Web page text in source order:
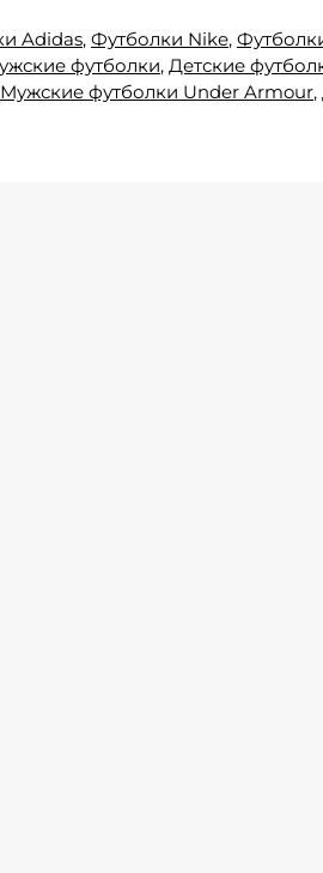
Adidas, Футболки Nike,
футболки, Детские
Мужские футболки Under Armour,